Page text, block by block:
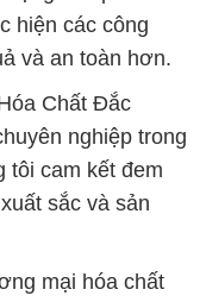
hiện các công
và an toàn hơn.
Chất Đắc
nghiệp trong
tôi cam kết đem
sắc và sản
mại hóa chất